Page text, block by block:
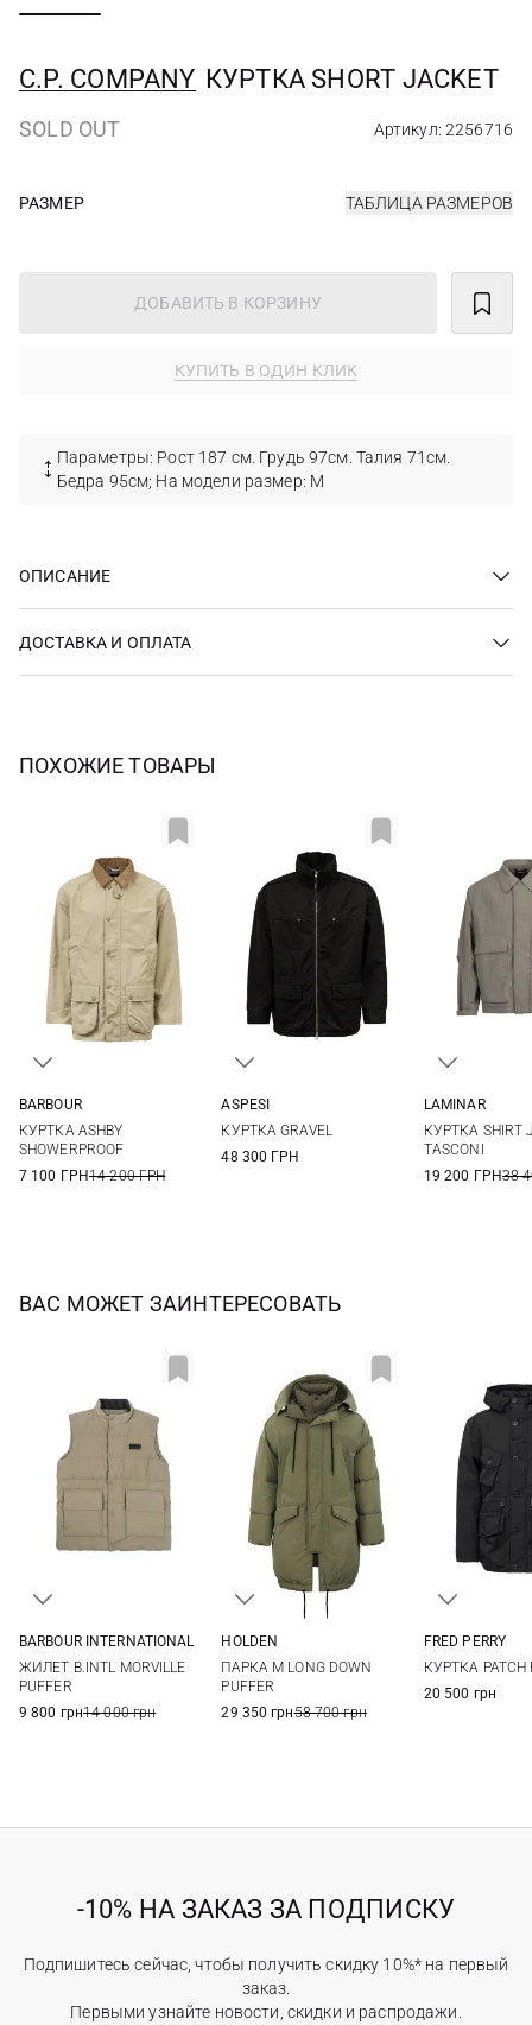
C.P. COMPANY КУРТКА SHORT JACKET
SOLD OUT Артикул: 2256716
РАЗМЕР ТАБЛИЦА РАЗМЕРОВ
ДОБАВИТЬ В КОРЗИНУ
КУПИТЬ В ОДИН КЛИК
Параметры: Рост 187 см. Грудь 97см. Талия 71см.
Бедра 95см; На модели размер: M
ОПИСАНИЕ
ДОСТАВКА И ОПЛАТА
ПОХОЖИЕ ТОВАРЫ
BARBOUR
КУРТКА ASHBY
SHOWERPROOF
7 100 ГРН14 200 ГРН
ASPESI
КУРТКА GRAVEL
48 300 ГРН
LAMINAR
КУРТКА SHIRT
TASCONI
19 200 ГРН38
ВАС МОЖЕТ ЗАИНТЕРЕСОВАТЬ
BARBOUR INTERNATIONAL
ЖИЛЕТ B.INTL MORVILLE
PUFFER
9 800 грн14 000 грн
HOLDEN
ПАРКА M LONG DOWN
PUFFER
29 350 грн58 700 грн
FRED PERRY
КУРТКА PATCH
20 500 грн
-10% НА ЗАКАЗ ЗА ПОДПИСКУ
Подпишитесь сейчас, чтобы получить скидку 10%* на первый
заказ.
Первыми узнайте новости, скидки и распродажи.